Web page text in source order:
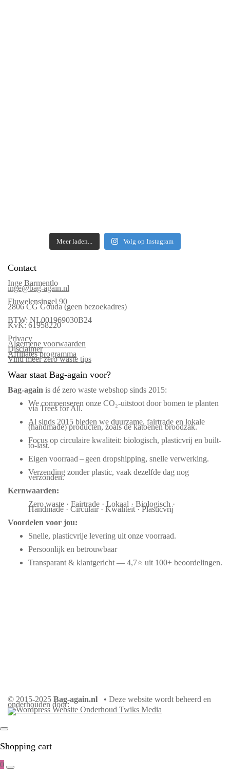
Meer laden... Volg op Instagram
Contact
Inge Barmentlo
inge@bag-again.nl
Fluwelensingel 90
2806 CG Gouda (geen bezoekadres)
BTW: NL001969030B24
KvK: 61958220
Privacy
Algemene voorwaarden
Disclaimer
Affiliates programma
Vind meer zero waste tips
Waar staat Bag-again voor?
Bag‑again is dé zero waste webshop sinds 2015:
We compenseren onze CO₂-uitstoot door bomen te planten
via Trees for All.
Al sinds 2015 bieden we duurzame, fairtrade en lokale
(handmade) producten, zoals de katoenen broodzak.
Focus op circulaire kwaliteit: biologisch, plasticvrij en built-
to-last.
Eigen voorraad – geen dropshipping, snelle verwerking.
Verzending zonder plastic, vaak dezelfde dag nog
verzonden.
Kernwaarden:
Zero waste · Fairtrade · Lokaal · Biologisch ·
Handmade · Circulair · Kwaliteit · Plasticvrij
Voordelen voor jou:
Snelle, plasticvrije levering uit onze voorraad.
Persoonlijk en betrouwbaar
Transparant & klantgericht — 4,7⭐ uit 100+ beoordelingen.
© 2015-2025 Bag-again.nl • Deze website wordt beheerd en
onderhouden door:
Shopping cart
0